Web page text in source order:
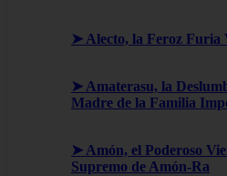
➤ Alecto, la Feroz Furia
➤ Amaterasu, la
Madre de la Familia
➤ Amón, el Poderoso
Supremo de Amón-Ra